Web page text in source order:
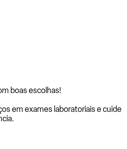
boas escolhas!
em exames laboratoriais e cuide